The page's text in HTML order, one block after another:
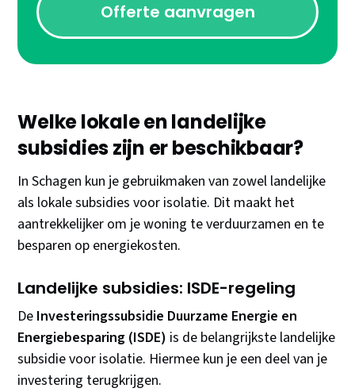
Offerte aanvragen
Welke lokale en landelijke
subsidies zijn er beschikbaar?
In Schagen kun je gebruikmaken van zowel landelijke
als lokale subsidies voor isolatie. Dit maakt het
aantrekkelijker om je woning te verduurzamen en te
besparen op energiekosten.
Landelijke subsidies: ISDE-regeling
De Investeringssubsidie Duurzame Energie en
Energiebesparing (ISDE) is de belangrijkste landelijke
subsidie voor isolatie. Hiermee kun je een deel van je
investering terugkrijgen.